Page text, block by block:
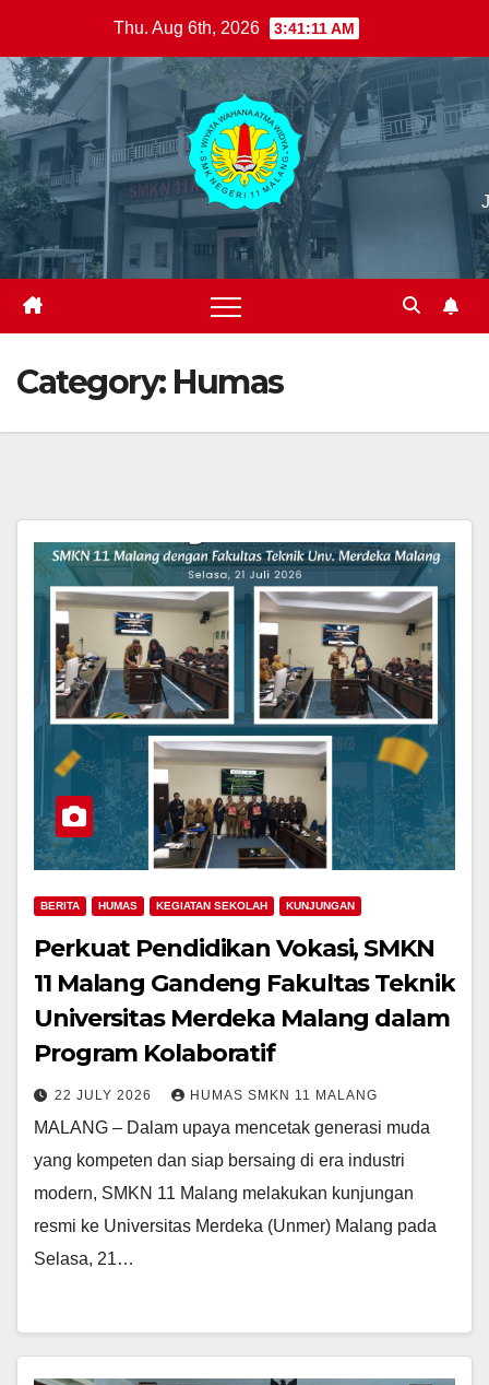
content
Thu. Aug 6th, 2026 3:41:12 AM
Category: Humas
BERITA HUMAS KEGIATAN SEKOLAH KUNJUNGAN
Perkuat Pendidikan Vokasi, SMKN
11 Malang Gandeng Fakultas Teknik
Universitas Merdeka Malang dalam
Program Kolaboratif
22 JULY 2026 HUMAS SMKN 11 MALANG
MALANG – Dalam upaya mencetak generasi muda
yang kompeten dan siap bersaing di era industri
modern, SMKN 11 Malang melakukan kunjungan
resmi ke Universitas Merdeka (Unmer) Malang pada
Selasa, 21…